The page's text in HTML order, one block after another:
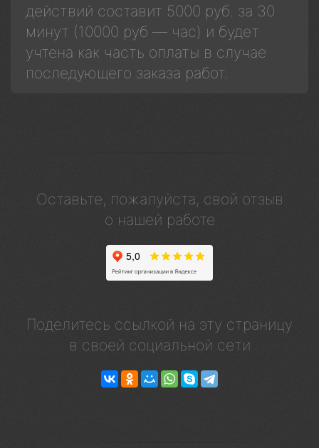
действий составит 5000 руб. за 30
минут (10000 руб — час) и будет
учтена как часть оплаты в случае
последующего заказа работ.
Оставьте, пожалуйста, свой отзыв
о нашей работе
Поделитесь ссылкой на эту страницу
в своей социальной сети